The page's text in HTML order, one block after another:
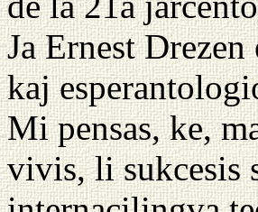
Ja Ernest
kaj
Mi pensas, ke,
vivis, li sukcesis